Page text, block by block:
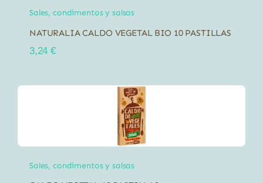
Sales, condimentos y salsas
NATURALIA CALDO VEGETAL BIO 10 PASTILLAS
3,24€
Sales, condimentos y salsas